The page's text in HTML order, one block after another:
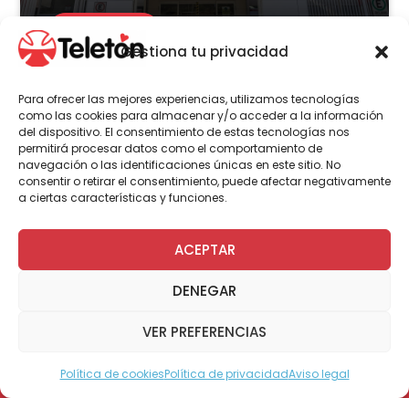
Gestiona tu privacidad
Para ofrecer las mejores experiencias, utilizamos tecnologías
como las cookies para almacenar y/o acceder a la información
del dispositivo. El consentimiento de estas tecnologías nos
permitirá procesar datos como el comportamiento de
navegación o las identificaciones únicas en este sitio. No
consentir o retirar el consentimiento, puede afectar negativamente
a ciertas características y funciones.
ACEPTAR
DENEGAR
VER PREFERENCIAS
Política de cookiesPolítica de privacidadAviso legal
LEER MÁS
Actualidad Voluntariado
23 de julio | 2026
Programa Abre: Voluntariado
de Teletón mejoró
viviendas a nivel nacional
LEER MÁS Modo Accesible